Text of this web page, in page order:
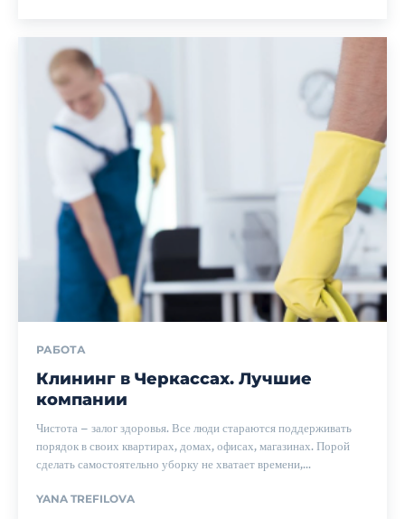
РАБОТА
Клининг в Черкассах. Лучшие
компании
Чистота – залог здоровья. Все люди стараются поддерживать
порядок в своих квартирах, домах, офисах, магазинах. Порой
сделать самостоятельно уборку не хватает времени,...
YANA TREFILOVA